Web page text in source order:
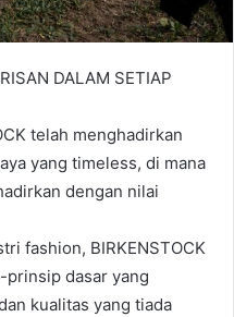
DALAM SETIAP
telah menghadirkan
yang timeless, di mana
dengan nilai
fashion, BIRKENSTOCK
dasar yang
kualitas yang tiada